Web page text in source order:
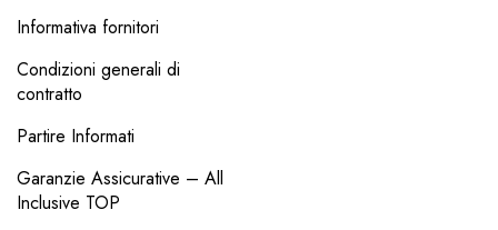
Informativa fornitori
Condizioni generali di
contratto
Partire Informati
Garanzie Assicurative – All
Inclusive TOP